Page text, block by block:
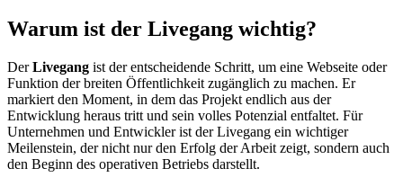
Warum ist der Livegang wichtig?
DerLivegang ist der entscheidende Schritt, um eine Webseite oder
Funktion der breiten Öffentlichkeit zugänglich zu machen. Er
markiert den Moment, in dem das Projekt endlich aus der
Entwicklung heraus tritt und sein volles Potenzial entfaltet. Für
Unternehmen und Entwickler ist der Livegang ein wichtiger
Meilenstein, der nicht nur den Erfolg der Arbeit zeigt, sondern auch
den Beginn des operativen Betriebs darstellt.